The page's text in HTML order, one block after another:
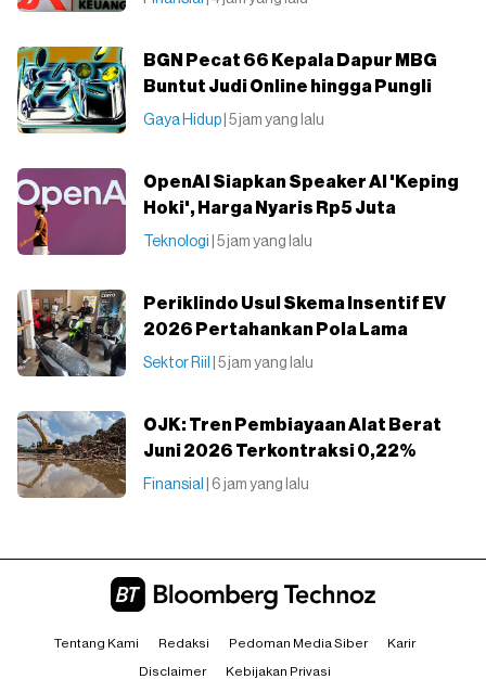
BGN Pecat 66 Kepala Dapur MBG
Buntut Judi Online hingga Pungli
Gaya Hidup | 5 jam yang lalu
OpenAI Siapkan Speaker AI 'Keping
Hoki', Harga Nyaris Rp5 Juta
Teknologi | 5 jam yang lalu
Periklindo Usul Skema Insentif EV
2026 Pertahankan Pola Lama
Sektor Riil | 5 jam yang lalu
OJK: Tren Pembiayaan Alat Berat
Juni 2026 Terkontraksi 0,22%
Finansial | 6 jam yang lalu
Tentang Kami Redaksi Pedoman Media Siber Karir
Disclaimer Kebijakan Privasi